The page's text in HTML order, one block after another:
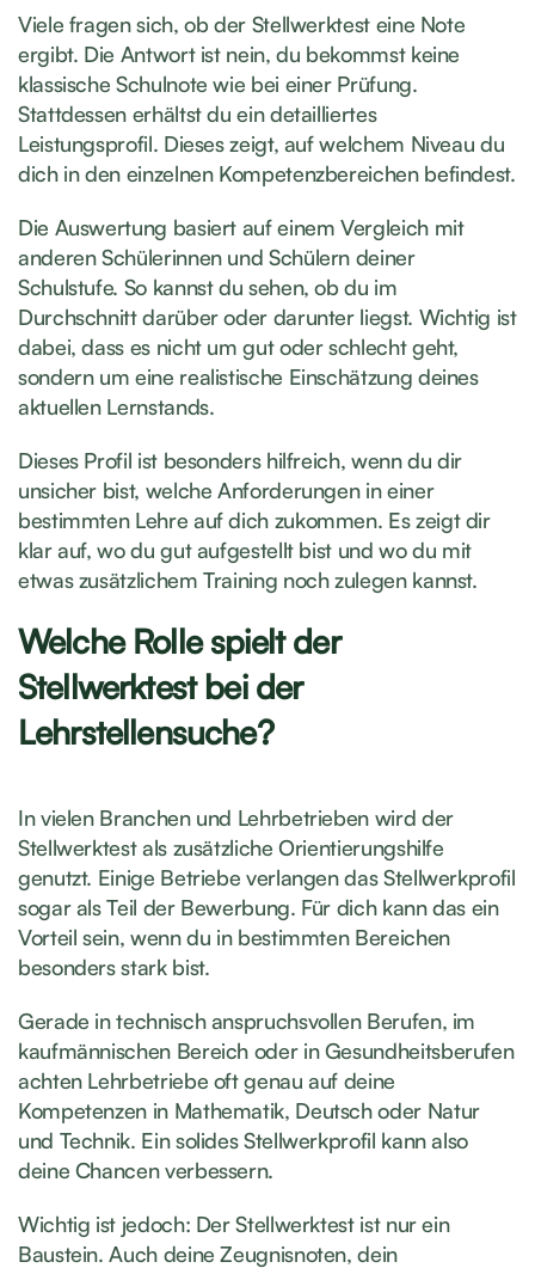
Viele fragen sich, ob der Stellwerktest eine Note
ergibt. Die Antwort ist nein, du bekommst keine
klassische Schulnote wie bei einer Prüfung.
Stattdessen erhältst du ein detailliertes
Leistungsprofil. Dieses zeigt, auf welchem Niveau du
dich in den einzelnen Kompetenzbereichen befindest.
Die Auswertung basiert auf einem Vergleich mit
anderen Schülerinnen und Schülern deiner
Schulstufe. So kannst du sehen, ob du im
Durchschnitt darüber oder darunter liegst. Wichtig ist
dabei, dass es nicht um gut oder schlecht geht,
sondern um eine realistische Einschätzung deines
aktuellen Lernstands.
Dieses Profil ist besonders hilfreich, wenn du dir
unsicher bist, welche Anforderungen in einer
bestimmten Lehre auf dich zukommen. Es zeigt dir
klar auf, wo du gut aufgestellt bist und wo du mit
etwas zusätzlichem Training noch zulegen kannst.
Welche Rolle spielt der
Stellwerktest bei der
Lehrstellensuche?
In vielen Branchen und Lehrbetrieben wird der
Stellwerktest als zusätzliche Orientierungshilfe
genutzt. Einige Betriebe verlangen das Stellwerkprofil
sogar als Teil der Bewerbung. Für dich kann das ein
Vorteil sein, wenn du in bestimmten Bereichen
besonders stark bist.
Gerade in technisch anspruchsvollen Berufen, im
kaufmännischen Bereich oder in Gesundheitsberufen
achten Lehrbetriebe oft genau auf deine
Kompetenzen in Mathematik, Deutsch oder Natur
und Technik. Ein solides Stellwerkprofil kann also
deine Chancen verbessern.
Wichtig ist jedoch: Der Stellwerktest ist nur ein
Baustein. Auch deine Zeugnisnoten, dein